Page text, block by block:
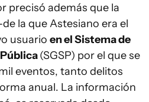
precisó además que la
la que Astesiano era el
usuario en el Sistema de
(SGSP) por el que se
eventos, tanto delitos
anual. La información